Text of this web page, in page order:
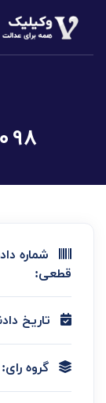
شماره
قطعی:
تاریخ
گروه رای: